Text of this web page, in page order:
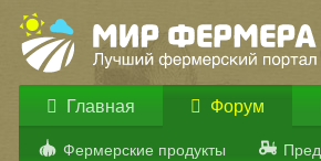
Главная Форум
Фермерские продукты